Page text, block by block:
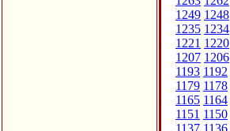
1249 1248
1235 1234
1221 1220
1207 1206
1193 1192
1179 1178
1165 1164
1151 1150